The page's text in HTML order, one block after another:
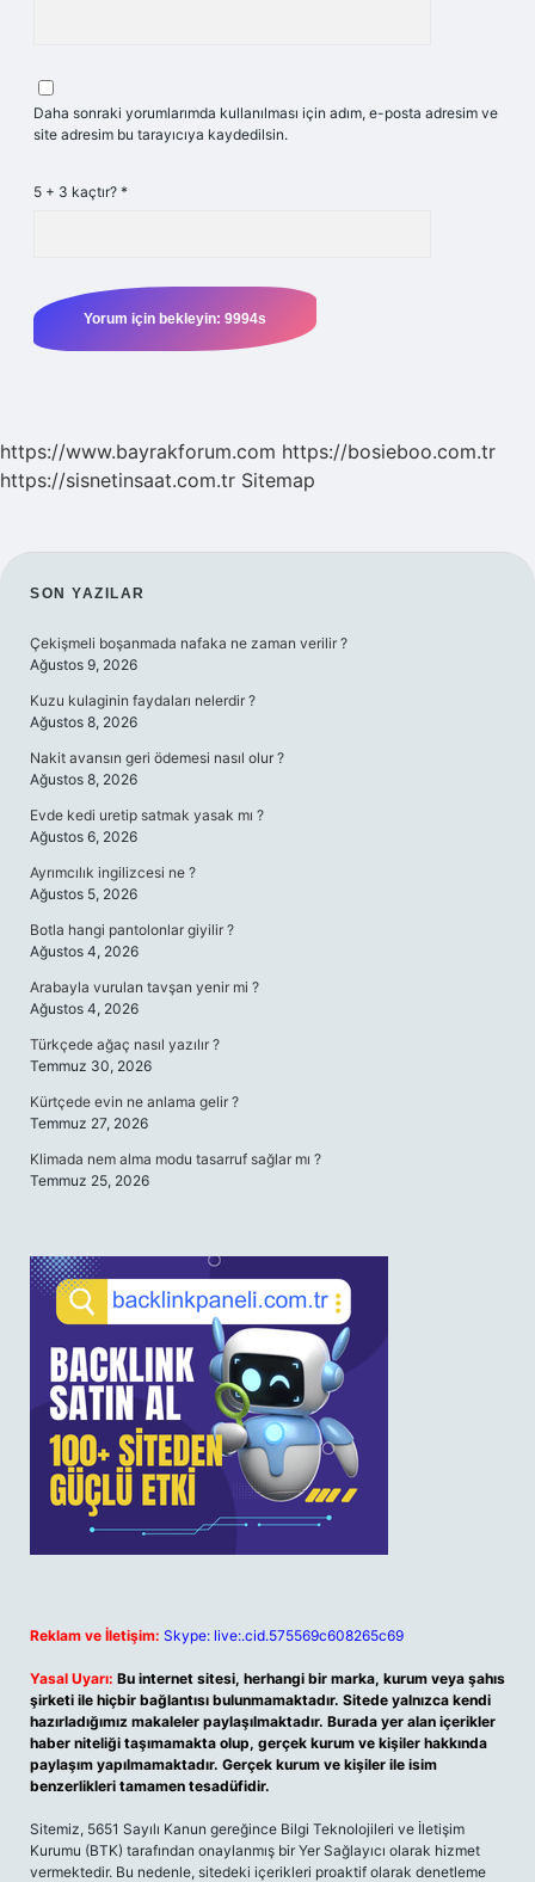
Daha sonraki yorumlarımda kullanılması için adım, e-posta adresim ve
site adresim bu tarayıcıya kaydedilsin.
5 + 3 kaçtır? *
https://www.bayrakforum.com https://bosieboo.com.tr
https://sisnetinsaat.com.tr Sitemap
SIDEBAR
SON YAZILAR
Çekişmeli boşanmada nafaka ne zaman verilir ?
Ağustos 9, 2026
Kuzu kulaginin faydaları nelerdir ?
Ağustos 8, 2026
Nakit avansın geri ödemesi nasıl olur ?
Ağustos 8, 2026
Evde kedi uretip satmak yasak mı ?
Ağustos 6, 2026
Ayrımcılık ingilizcesi ne ?
Ağustos 5, 2026
Botla hangi pantolonlar giyilir ?
Ağustos 4, 2026
Arabayla vurulan tavşan yenir mi ?
Ağustos 4, 2026
Türkçede ağaç nasıl yazılır ?
Temmuz 30, 2026
Kürtçede evin ne anlama gelir ?
Temmuz 27, 2026
Klimada nem alma modu tasarruf sağlar mı ?
Temmuz 25, 2026
Reklam ve İletişim: Skype: live:.cid.575569c608265c69
Yasal Uyarı: Bu internet sitesi, herhangi bir marka, kurum veya şahıs
şirketi ile hiçbir bağlantısı bulunmamaktadır. Sitede yalnızca kendi
hazırladığımız makaleler paylaşılmaktadır. Burada yer alan içerikler
haber niteliği taşımamakta olup, gerçek kurum ve kişiler hakkında
paylaşım yapılmamaktadır. Gerçek kurum ve kişiler ile isim
benzerlikleri tamamen tesadüfidir.
Sitemiz, 5651 Sayılı Kanun gereğince Bilgi Teknolojileri ve İletişim
Kurumu (BTK) tarafından onaylanmış bir Yer Sağlayıcı olarak hizmet
vermektedir. Bu nedenle, sitedeki içerikleri proaktif olarak denetleme